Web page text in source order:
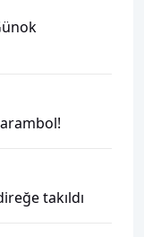
takıldı